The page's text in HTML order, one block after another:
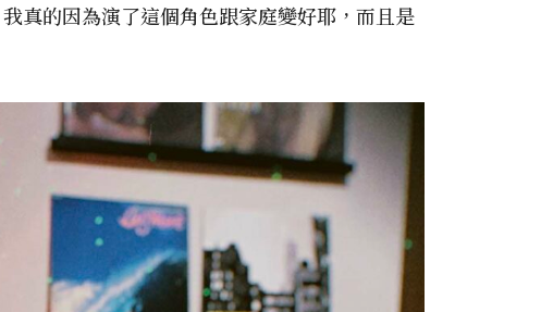
真的因為演了這個角色跟家庭變好耶，而且是